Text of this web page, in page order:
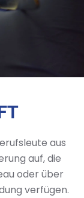
aus
auf, die
oder über
verfügen.